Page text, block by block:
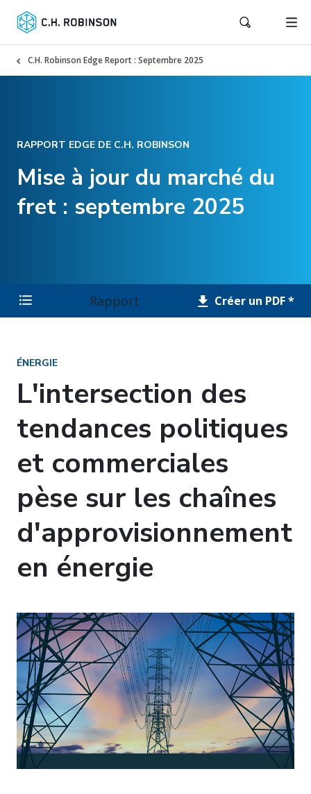
C.H. Robinson Edge Report : Septembre 2025
RAPPORT EDGE DE C.H. ROBINSON
Mise à jour du marché du
fret : septembre 2025
Rapport Créer un PDF *
ÉNERGIE
L'intersection des
tendances politiques
et commerciales
pèse sur les chaînes
d'approvisionnement
en énergie